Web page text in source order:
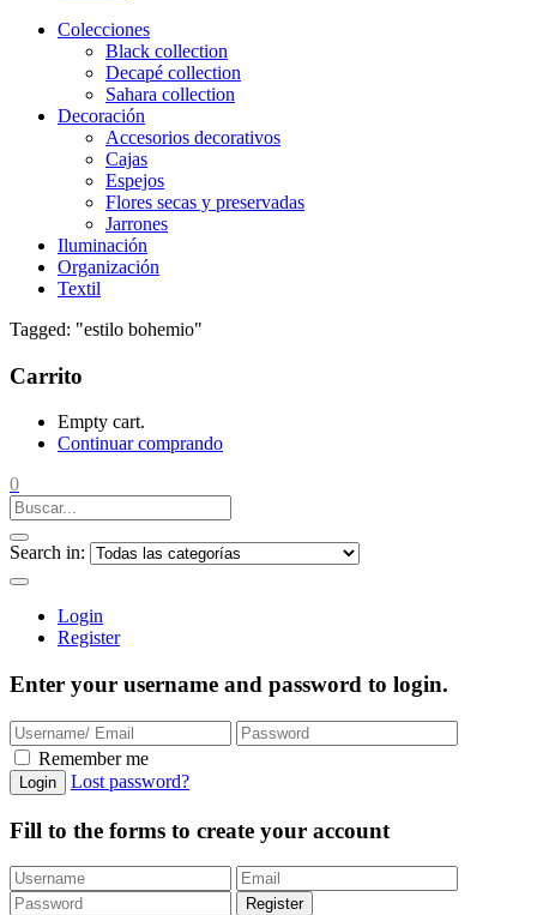
Colecciones
Black collection
Decapé collection
Sahara collection
Decoración
Accesorios decorativos
Cajas
Espejos
Flores secas y preservadas
Jarrones
Iluminación
Organización
Textil
Tagged: "estilo bohemio"
Carrito
Empty cart.
Continuar comprando
0
Search in:
Login
Register
Enter your username and password to login.
Remember me
Login Lost password?
Fill to the forms to create your account
Register